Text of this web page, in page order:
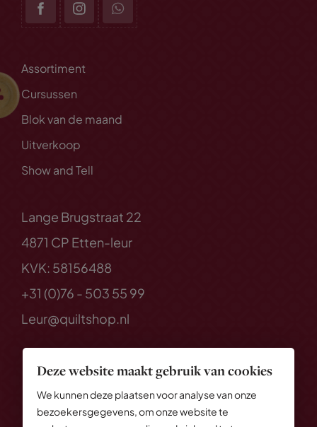
Deze website maakt gebruik van cookies
We kunnen deze plaatsen voor analyse van onze
bezoekersgegevens, om onze website te
Assortiment
Cursussen
Blok van de maand
Uitverkoop
Show and Tell
Lange Brugstraat 22
4871 CP Etten-leur
KVK: 58156488
+31 (0)76 - 503 55 99
Leur@quiltshop.nl